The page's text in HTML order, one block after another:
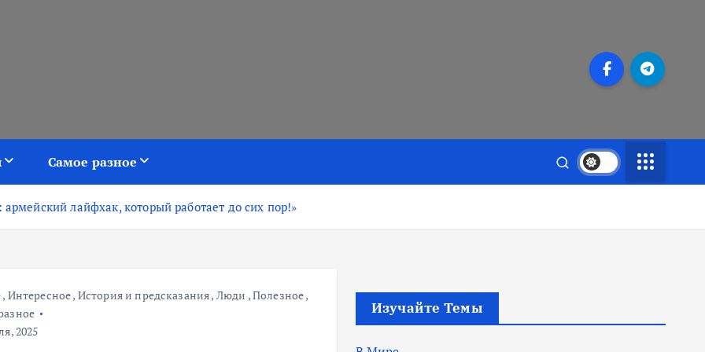
Самое разное
лайфхак, который работает до сих пор!»
, Интересное, История и предсказания, Люди ,Полезное,
2025
Изучайте Темы